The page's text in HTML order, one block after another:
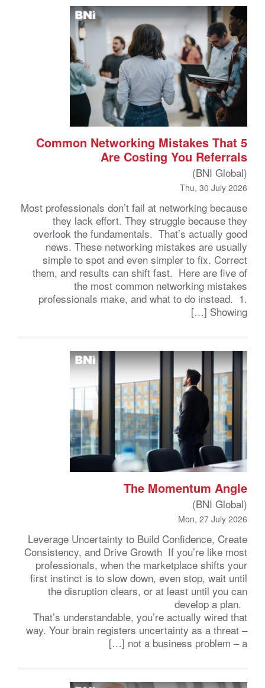
5 Common Networking Mistakes That
Are Costing You Referrals
(BNI Global)
Thu, 30 July 2026
Most professionals don’t fail at networking because
they lack effort. They struggle because they
overlook the fundamentals. That’s actually good
news. These networking mistakes are usually
simple to spot and even simpler to fix. Correct
them, and results can shift fast. Here are five of
the most common networking mistakes
professionals make, and what to do instead. 1.
Showing […]
The Momentum Angle
(BNI Global)
Mon, 27 July 2026
Leverage Uncertainty to Build Confidence, Create
Consistency, and Drive Growth If you’re like most
professionals, when the marketplace shifts your
first instinct is to slow down, even stop, wait until
the disruption clears, or at least until you can
develop a plan.
That’s understandable, you’re actually wired that
way. Your brain registers uncertainty as a threat –
not a business problem – a […]